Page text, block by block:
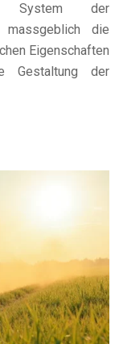
System der
massgeblich die
Eigenschaften
Gestaltung der